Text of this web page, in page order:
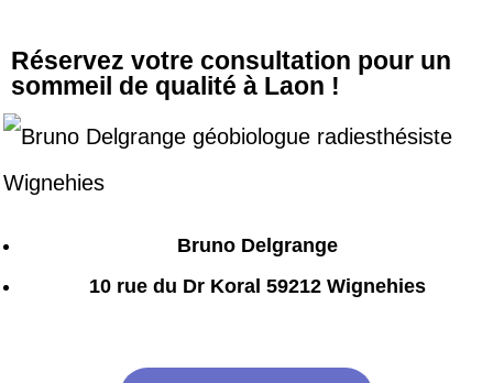
Réservez votre consultation pour un
sommeil de qualité à Laon !
Bruno Delgrange
10 rue du Dr Koral 59212 Wignehies